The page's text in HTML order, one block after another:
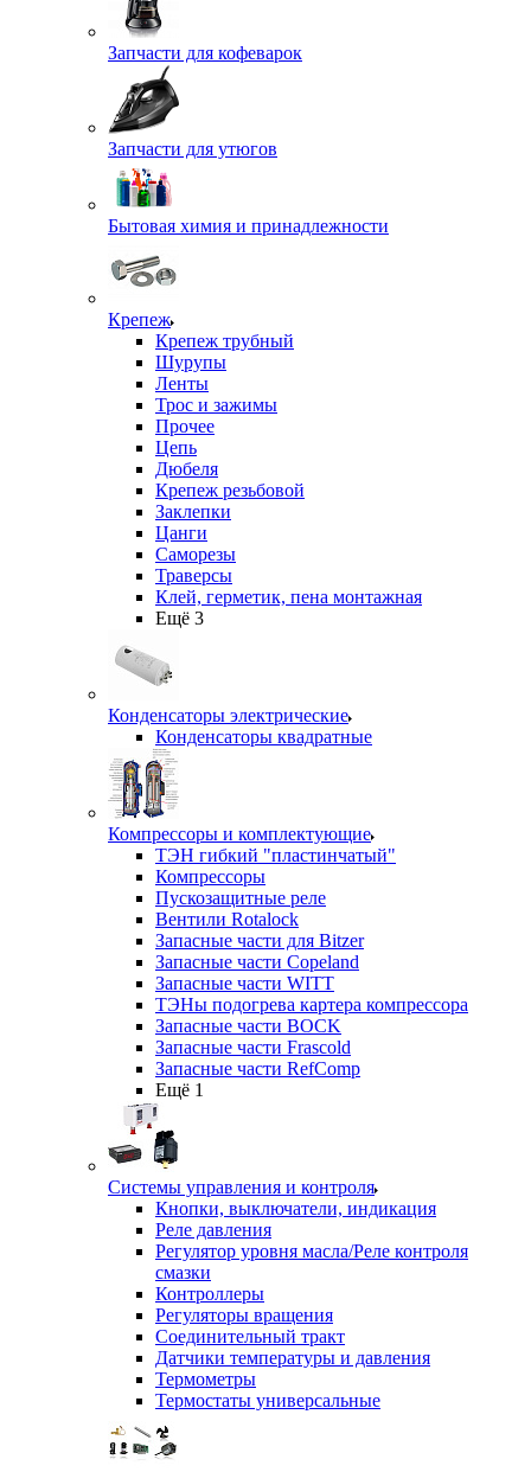
Запчасти для кофеварок
Запчасти для утюгов
Бытовая химия и принадлежности
Крепеж
Крепеж трубный
Шурупы
Ленты
Трос и зажимы
Прочее
Цепь
Дюбеля
Крепеж резьбовой
Заклепки
Цанги
Саморезы
Траверсы
Клей, герметик, пена монтажная
Ещё 3
Конденсаторы электрические
Конденсаторы квадратные
Компрессоры и комплектующие
ТЭН гибкий "пластинчатый"
Компрессоры
Пускозащитные реле
Вентили Rotalock
Запасные части для Bitzer
Запасные части Copeland
Запасные части WITT
ТЭНы подогрева картера компрессора
Запасные части BOCK
Запасные части Frascold
Запасные части RefComp
Ещё 1
Системы управления и контроля
Кнопки, выключатели, индикация
Реле давления
Регулятор уровня масла/Реле контроля
смазки
Контроллеры
Регуляторы вращения
Соединительный тракт
Датчики температуры и давления
Термометры
Термостаты универсальные